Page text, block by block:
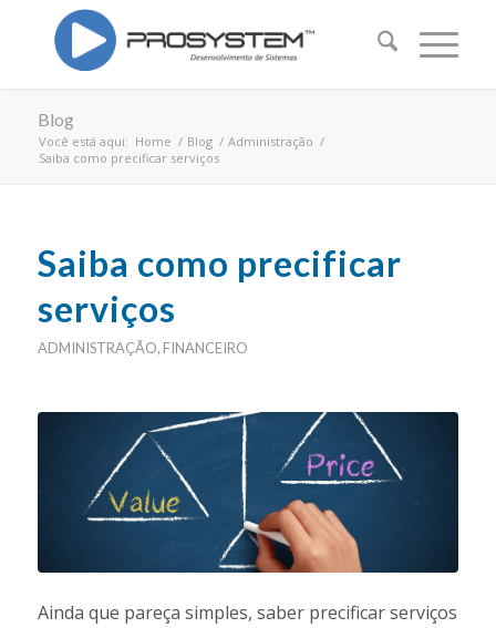
Blog
Você está aqui: Home / Blog / Administração /
Saiba como precificar serviços
Saiba como precificar
serviços
ADMINISTRAÇÃO, FINANCEIRO
Ainda que pareça simples, saber precificar serviços